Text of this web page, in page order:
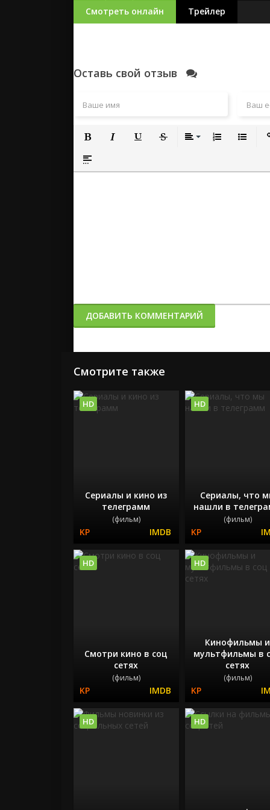
Смотреть онлайн Трейлер
Оставь свой отзыв
Полужирный
Вставка спойлера
ДОБАВИТЬ КОММЕНТАРИЙ
Смотрите также
Сериалы и кино из
телеграмм
(фильм)
HD
Сериалы, что
нашли в
(фильм)
HD
Смотри кино в соц
сетях
(фильм)
HD
Кинофильмы и
мультфильмы в
сетях
(фильм)
HD
HD HD